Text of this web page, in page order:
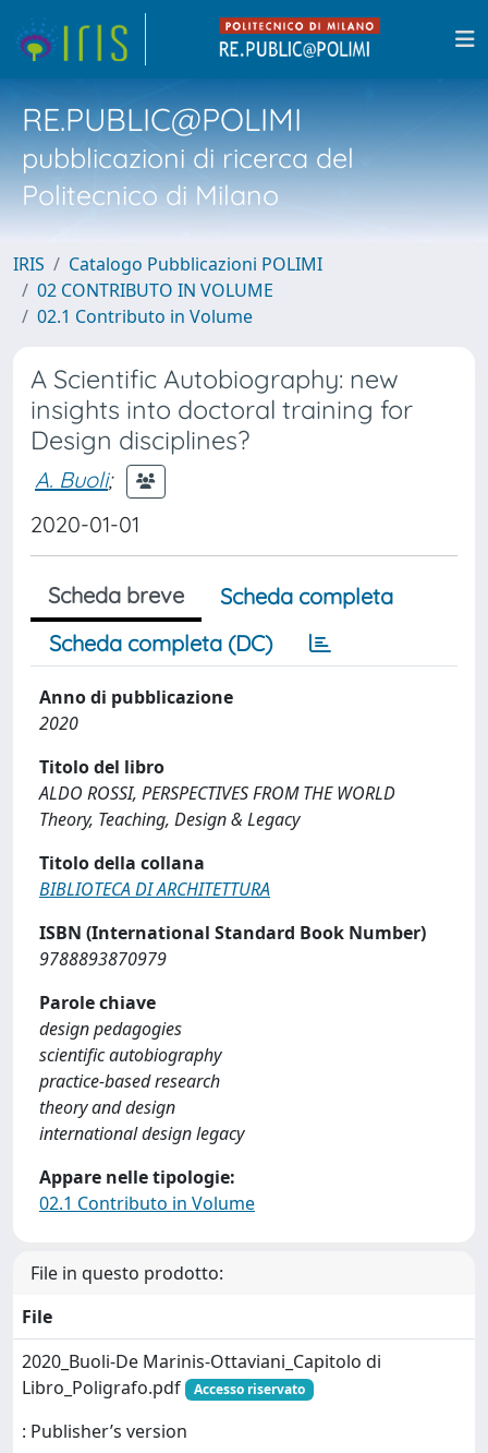
RE.PUBLIC@POLIMI
pubblicazioni di ricerca del
Politecnico di Milano
IRIS
Catalogo Pubblicazioni POLIMI
02 CONTRIBUTO IN VOLUME
02.1 Contributo in Volume
A Scientific Autobiography: new
insights into doctoral training for
Design disciplines?
A. Buoli;
2020-01-01
Scheda breve
Scheda completa
Scheda completa (DC)
Anno di pubblicazione
2020
Titolo del libro
ALDO ROSSI, PERSPECTIVES FROM THE WORLD
Theory, Teaching, Design & Legacy
Titolo della collana
BIBLIOTECA DI ARCHITETTURA
ISBN (International Standard Book Number)
9788893870979
Parole chiave
design pedagogies
scientific autobiography
practice-based research
theory and design
international design legacy
Appare nelle tipologie:
02.1 Contributo in Volume
File in questo prodotto:
File
2020_Buoli-De Marinis-Ottaviani_Capitolo di
Libro_Poligrafo.pdf
Accesso riservato
: Publisher’s version